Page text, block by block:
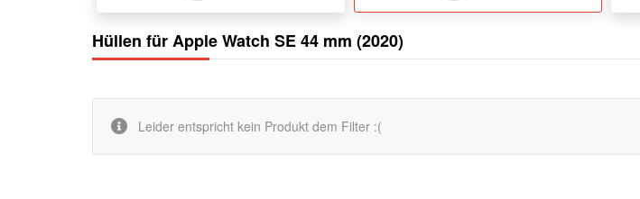
Hüllen für Apple Watch SE 44 mm (2020)
Leider entspricht kein Produkt dem Filter :(